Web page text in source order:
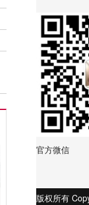
官方微信
版权所有